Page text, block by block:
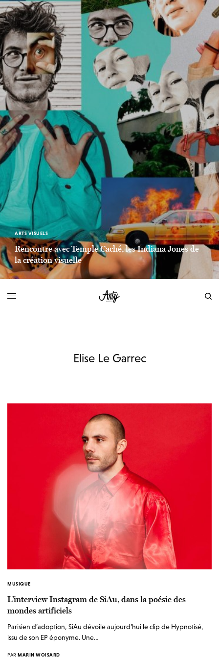
ARTS VISUELS
Rencontre avec Temple Caché, les Indiana Jones de
la création visuelle
Elise Le Garrec
MUSIQUE
L’interview Instagram de SiAu, dans la poésie des
mondes artificiels
Parisien d’adoption, SiAu dévoile aujourd’hui le clip de Hypnotisé,
issu de son EP éponyme. Une…
PAR MARIN WOISARD